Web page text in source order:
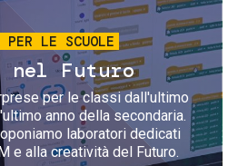
LE SCUOLE
Futuro
per le classi dall'ultimo
anno della secondaria.
laboratori dedicati
e alla creatività del Futuro.